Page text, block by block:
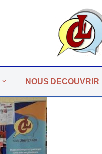
NOUS DECOUVRIR